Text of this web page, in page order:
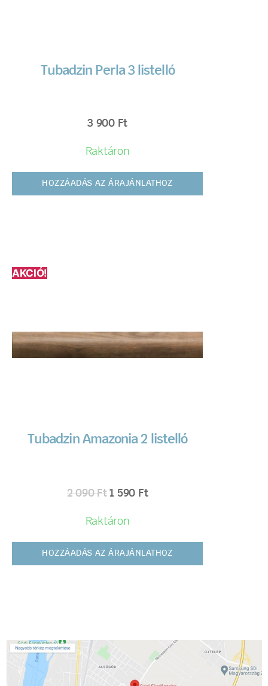
Tubadzin Perla 3 listelló
3 900 Ft
Raktáron
HOZZÁADÁS AZ ÁRAJÁNLATHOZ
AKCIÓ!
Tubadzin Amazonia 2 listelló
2 090Ft 1 590 Ft
Raktáron
HOZZÁADÁS AZ ÁRAJÁNLATHOZ